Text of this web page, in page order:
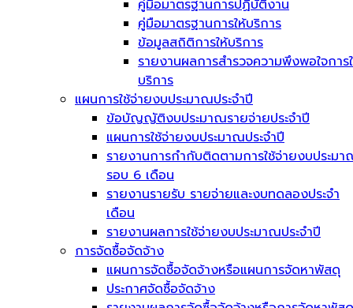
คู่มือมาตรฐานการปฏิบัติงาน
คู่มือมาตรฐานการให้บริการ
ข้อมูลสถิติการให้บริการ
รายงานผลการสำรวจความพึงพอใจการ
บริการ
แผนการใช้จ่ายงบประมาณประจำปี
ข้อบัญญัติงบประมาณรายจ่ายประจำปี
แผนการใช้จ่ายงบประมาณประจำปี
รายงานการกำกับติดตามการใช้จ่ายงบประม
รอบ 6 เดือน
รายงานรายรับ รายจ่ายและงบทดลองประจำ
เดือน
รายงานผลการใช้จ่ายงบประมาณประจำปี
การจัดซื้อจัดจ้าง
แผนการจัดซื้อจัดจ้างหรือแผนการจัดหาพัสดุ
ประกาศจัดซื้อจัดจ้าง